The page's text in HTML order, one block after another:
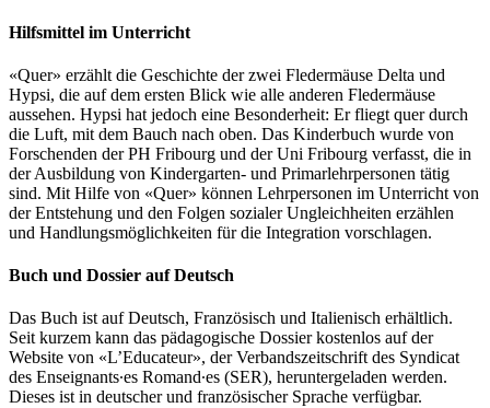
Hilfsmittel im Unterricht
«Quer» erzählt die Geschichte der zwei Fledermäuse Delta und
Hypsi, die auf dem ersten Blick wie alle anderen Fledermäuse
aussehen. Hypsi hat jedoch eine Besonderheit: Er fliegt quer durch
die Luft, mit dem Bauch nach oben. Das Kinderbuch wurde von
Forschenden der PH Fribourg und der Uni Fribourg verfasst, die in
der Ausbildung von Kindergarten- und Primarlehrpersonen tätig
sind. Mit Hilfe von «Quer» können Lehrpersonen im Unterricht von
der Entstehung und den Folgen sozialer Ungleichheiten erzählen
und Handlungsmöglichkeiten für die Integration vorschlagen.
Buch und Dossier auf Deutsch
Das Buch ist auf Deutsch, Französisch und Italienisch erhältlich.
Seit kurzem kann das pädagogische Dossier kostenlos auf der
Website von «L’Educateur», der Verbandszeitschrift des Syndicat
des Enseignants∙es Romand∙es (SER), heruntergeladen werden.
Dieses ist in deutscher und französischer Sprache verfügbar.